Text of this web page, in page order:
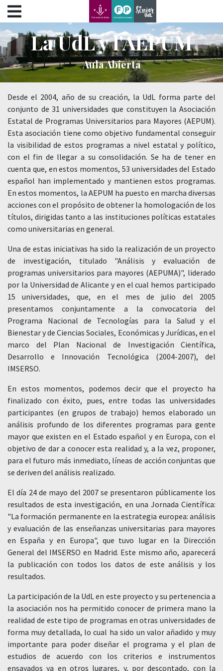
???label.access.jump.content???
???label.access.jump.header???
???label.access.jump.footer???
???label.access.jump.menu???
La UdL y l'AEPUM
Aula Abierta
Desde el 2004, año de su creación, la UdL forma parte del
conjunto de 31 universidades que constituyen la Asociación
Estatal de Programas Universitarios para Mayores (AEPUM).
Esta asociación tiene como objetivo fundamental conseguir
la visibilidad de estos programas a nivel estatal y político,
con el fin de llegar a su consolidación. Se ha de tener en
cuenta que, en estos momentos, 53 universidades del Estado
español han implementado y mantienen estos programas.
En estos momentos, la AEPUM ha puesto en marcha diversas
acciones con el propósito de obtener la homologación de los
títulos, dirigidas tanto a las instituciones políticas estatales
como universitarias en general.
Una de estas iniciativas ha sido la realización de un proyecto
de investigación, titulado "Análisis y evaluación de
programas universitarios para mayores (AEPUMA)", liderado
por la Universidad de Alicante y en el cual hemos participado
15 universidades, que, en el mes de julio del 2005
presentamos conjuntamente a la convocatoria del
Programa Nacional de Tecnologías para la Salud y el
Bienestar y de Ciencias Sociales, Económicas y Jurídicas, en el
marco del Plan Nacional de Investigación Científica,
Desarrollo e Innovación Tecnológica (2004-2007), del
IMSERSO.
En estos momentos, podemos decir que el proyecto ha
finalizado con éxito, pues, entre todas las universidades
participantes (en grupos de trabajo) hemos elaborado un
análisis profundo de los diferentes programas para gente
mayor que existen en el Estado español y en Europa, con el
objetivo de dar a conocer esta realidad y, a la vez, proponer,
para el futuro más inmediato, líneas de acción conjuntas que
se deriven del análisis realizado.
El día 24 de mayo del 2007 se presentaron públicamente los
resultados de esta investigación, en una Jornada Científica:
"La formación permanente en la estrategia europea: análisis
y evaluación de las enseñanzas universitarias para mayores
en España y en Europa", que tuvo lugar en la Dirección
General del IMSERSO en Madrid. Este mismo año, aparecerá
la publicación con todos los datos de este análisis y los
resultados.
La participación de la UdL en este proyecto y su pertenencia a
la asociación nos ha permitido conocer de primera mano la
realidad de este tipo de programas en otras universidades de
forma muy detallada, lo cual ha sido un valor añadido y muy
importante para poder diseñar el programa y el plan de
estudios de acuerdo con los criterios e instrumentos
ensayados ya en otros lugares, y, por descontado, con la